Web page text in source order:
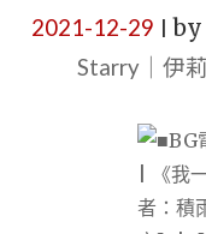
2021-12-29 by
Starry｜伊